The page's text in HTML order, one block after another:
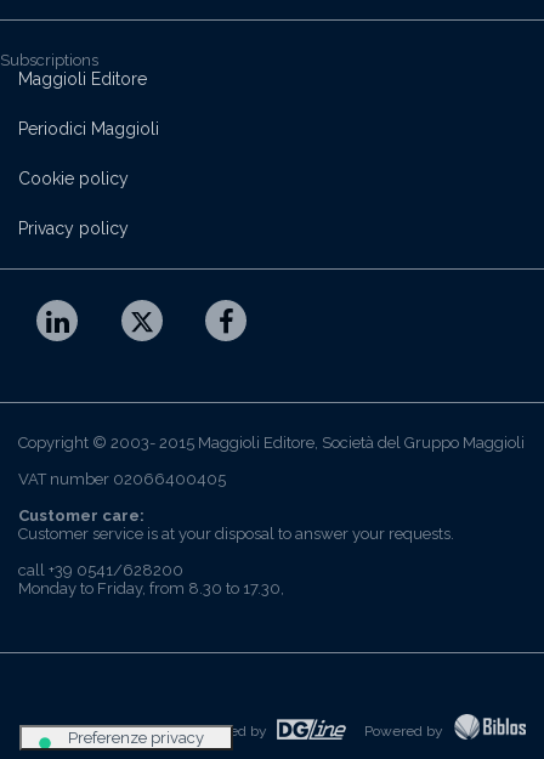
Subscriptions
Maggioli Editore
Periodici Maggioli
Cookie policy
Privacy policy
Copyright © 2003- 2015 Maggioli Editore, Società del Gruppo Maggioli
VAT number 02066400405
Customer care:
Customer service is at your disposal to answer your requests.
call +39 0541/628200
Monday to Friday, from 8.30 to 17.30,
Realized by Powered by